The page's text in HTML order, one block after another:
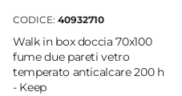
CODICE: 40932710
Walk in box doccia 70x100
fume due pareti vetro
temperato anticalcare 200 h
- Keep